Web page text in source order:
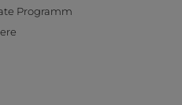
Programm